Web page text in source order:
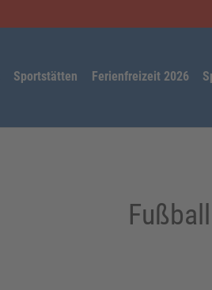
Sportstätten Ferienfreizeit 2026